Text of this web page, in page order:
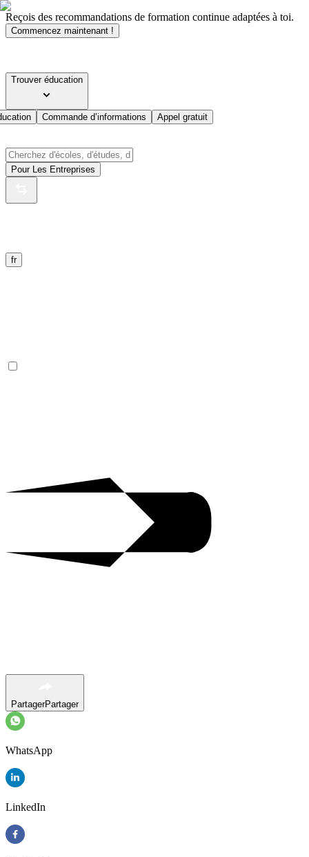
Reçois des recommandations de formation continue adaptées à toi.
Commencez maintenant !
Trouver éducation
Commande d’informations Appel gratuit
Pour Les Entreprises
fr
PartagerPartager
WhatsApp
LinkedIn